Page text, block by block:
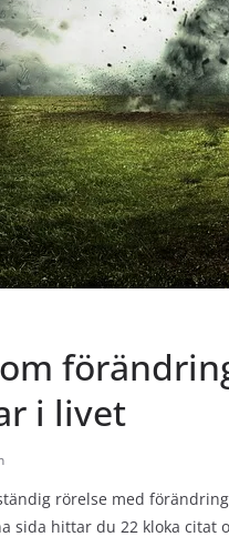
i livet
rörelse med
sida hittar du 22 kloka citat